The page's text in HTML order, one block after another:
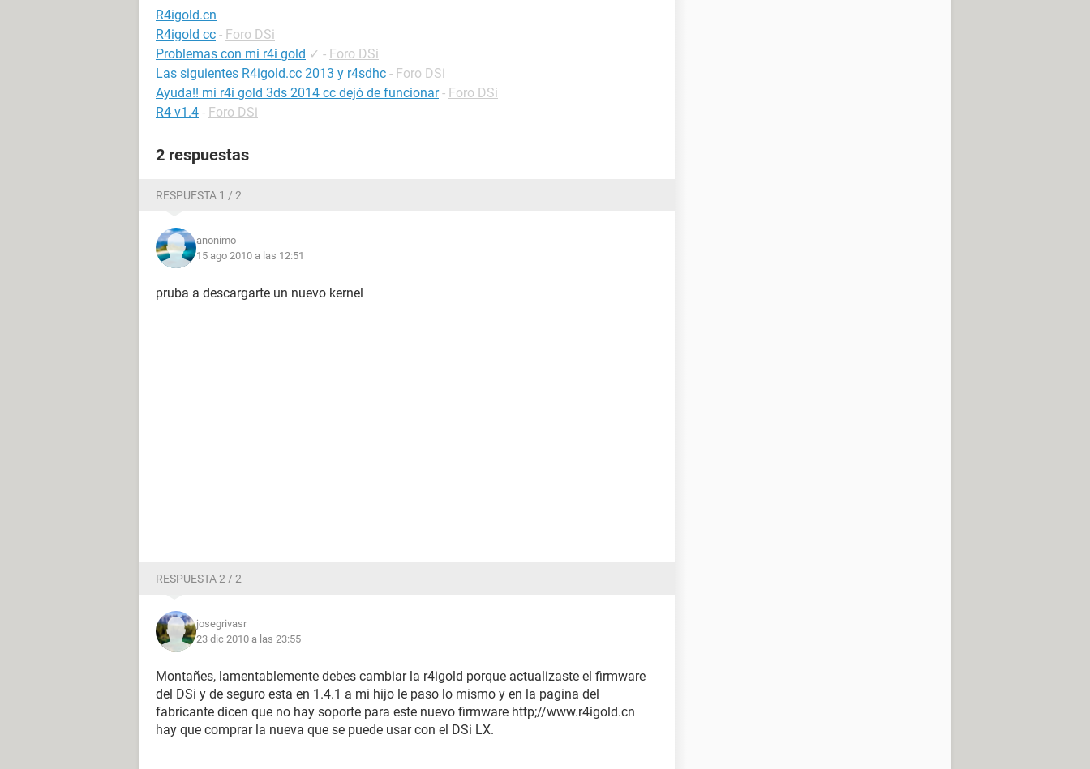
R4igold.cn
R4igold cc - Foro DSi
Problemas con mi r4i gold ✓ - Foro DSi
Las siguientes R4igold.cc 2013 y r4sdhc - Foro DSi
Ayuda!! mi r4i gold 3ds 2014 cc dejó de funcionar - Foro DSi
R4 v1.4 - Foro DSi
2 respuestas
RESPUESTA 1 / 2
anonimo
15 ago 2010 a las 12:51
pruba a descargarte un nuevo kernel
RESPUESTA 2 / 2
josegrivasr
23 dic 2010 a las 23:55
Montañes, lamentablemente debes cambiar la r4igold porque actualizaste el firmware
del DSi y de seguro esta en 1.4.1 a mi hijo le paso lo mismo y en la pagina del
fabricante dicen que no hay soporte para este nuevo firmware http;//www.r4igold.cn
hay que comprar la nueva que se puede usar con el DSi LX.